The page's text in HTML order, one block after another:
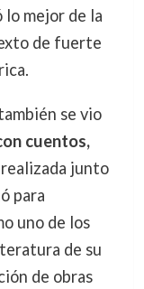
mejor de la
de fuerte
se vio
cuentos,
junto
para
uno de los
de su
de obras